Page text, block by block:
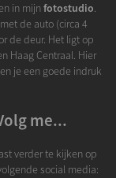
in mijnfotostudio.
de auto (circa 4
de deur. Het ligt op
Haag Centraal. Hier
je een goede indruk
me...
verder te kijken op
social media: